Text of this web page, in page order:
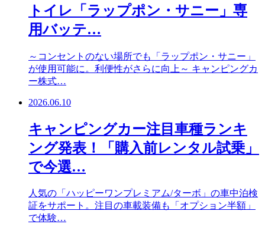
トイレ「ラップポン・サニー」専
用バッテ…
～コンセントのない場所でも「ラップポン・サニー」
が使用可能に。利便性がさらに向上～ キャンピングカ
ー株式…
2026.06.10
キャンピングカー注目車種ランキ
ング発表！「購入前レンタル試乗」
で今選…
人気の「ハッピーワンプレミアム/ターボ」の車中泊検
証をサポート。注目の車載装備も「オプション半額」
で体験…